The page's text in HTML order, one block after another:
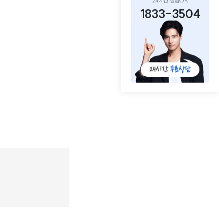
1833-3504